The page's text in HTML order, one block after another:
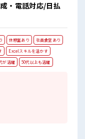
・電話対応/日払
休憩室あり
社員食堂あり
Excelスキルを活かす
が活躍 50代以上も活躍